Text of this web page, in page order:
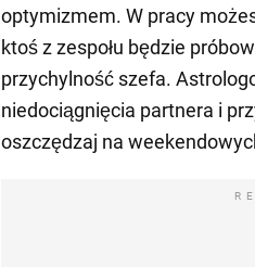
optymizmem. W pracy
ktoś z zespołu będzie
przychylność szefa.
niedociągnięcia partnera i
oszczędzaj na